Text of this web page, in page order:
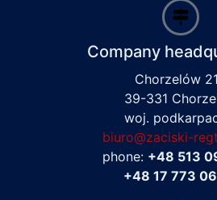
Company
Chorzelów
39-331
woj.
biuro@zaciski-
phone: +48 513
+48 17 773